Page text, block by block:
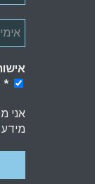
*
אני
מידע